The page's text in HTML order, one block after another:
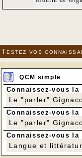
Testez vos
QCM simple
Connaissez-vous
Le "parler"
Connaissez-vous
Le "parler"
Connaissez-vous
Langue et